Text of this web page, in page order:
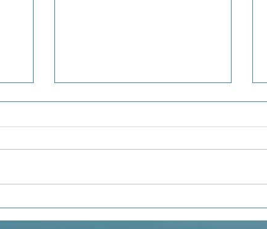
La pensée du jour...